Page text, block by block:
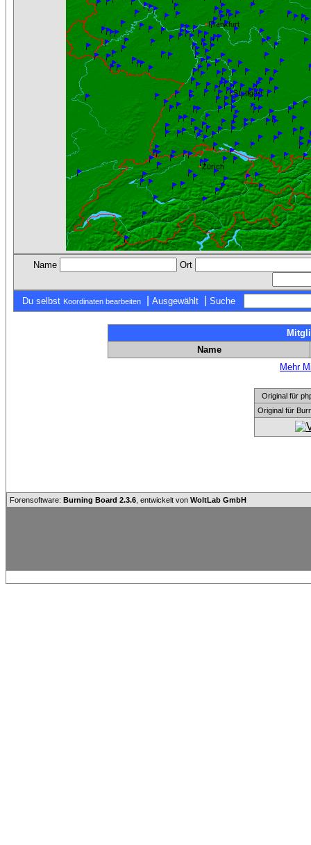
Name Ort
Du selbst Koordinaten bearbeiten Ausgewählt Suche
Name
Mehr
Original für
Original für
Forensoftware: Burning Board 2.3.6 , entwickelt von WoltLab GmbH